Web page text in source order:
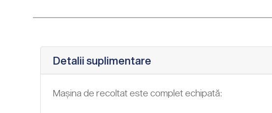
Detalii suplimentare
Mașina de recoltat este complet echipată: